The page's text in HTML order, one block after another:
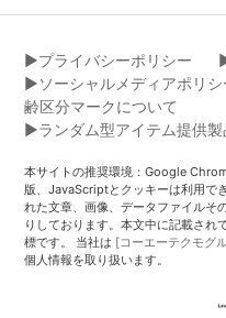
▶︎プライバシーポリシー
▶︎ソーシャルメディアポリシ
齢区分マークについて
▶︎ランダム型アイテム提供製
本サイトの推奨環境：Google
版、JavaScriptとクッキーは利用で
れた文章、画像、データファイルそ
りしております。本文中に記載され
標です。 当社は [コーエーテクモグ
個人情報を取り扱います。